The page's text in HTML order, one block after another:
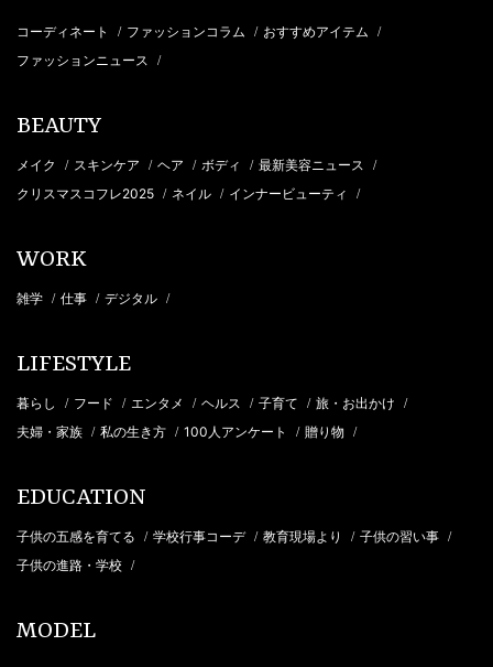
コーディネート / ファッションコラム / おすすめアイテム /
ファッションニュース /
BEAUTY
メイク / スキンケア / ヘア / ボディ / 最新美容ニュース /
クリスマスコフレ2025 / ネイル / インナービューティ /
WORK
雑学 / 仕事 / デジタル /
LIFESTYLE
暮らし / フード / エンタメ / ヘルス / 子育て / 旅・お出かけ /
夫婦・家族 / 私の生き方 / 100人アンケート / 贈り物 /
EDUCATION
子供の五感を育てる / 学校行事コーデ / 教育現場より / 子供の習い事 /
子供の進路・学校 /
MODEL